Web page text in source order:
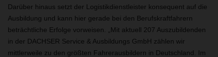
Darüber hinaus setzt der Logistikdienstleister konsequent auf die
Ausbildung und kann hier gerade bei den Berufskraftfahrern
beträchtliche Erfolge vorweisen. „Mit aktuell 207 Auszubildenden
in der DACHSER Service & Ausbildungs GmbH zählen wir
mittlerweile zu den größten Fahrerausbildern in Deutschland. Im